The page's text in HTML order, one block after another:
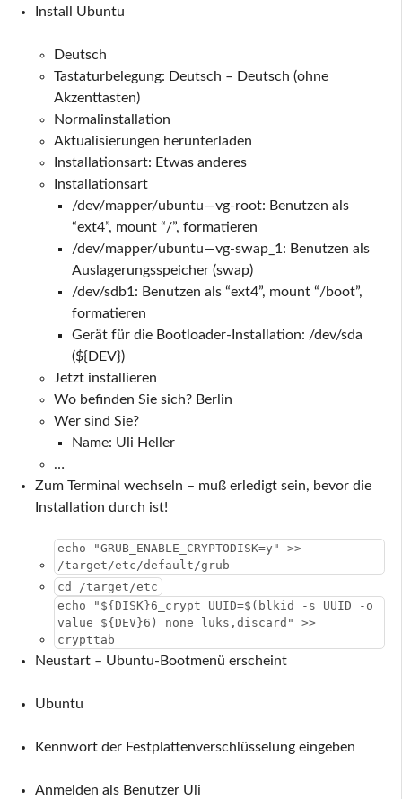
Install Ubuntu
Deutsch
Tastaturbelegung: Deutsch – Deutsch (ohne
Akzenttasten)
Normalinstallation
Aktualisierungen herunterladen
Installationsart: Etwas anderes
Installationsart
/dev/mapper/ubuntu—vg-root: Benutzen als
“ext4”, mount “/”, formatieren
/dev/mapper/ubuntu—vg-swap_1: Benutzen als
Auslagerungsspeicher (swap)
/dev/sdb1: Benutzen als “ext4”, mount “/boot”,
formatieren
Gerät für die Bootloader-Installation: /dev/sda
(${DEV})
Jetzt installieren
Wo befinden Sie sich? Berlin
Wer sind Sie?
Name: Uli Heller
…
Zum Terminal wechseln – muß erledigt sein, bevor die
Installation durch ist!
echo "GRUB_ENABLE_CRYPTODISK=y" >>
/target/etc/default/grub
cd /target/etc
echo "${DISK}6_crypt UUID=$(blkid -s UUID -o
value ${DEV}6) none luks,discard" >>
crypttab
Neustart – Ubuntu-Bootmenü erscheint
Ubuntu
Kennwort der Festplattenverschlüsselung eingeben
Anmelden als Benutzer Uli